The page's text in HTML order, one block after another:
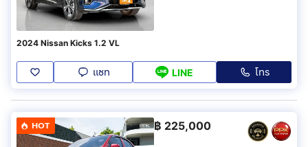
2024 Nissan Kicks 1.2 VL
แชท LINE โทร
HOT ฿ 225,000